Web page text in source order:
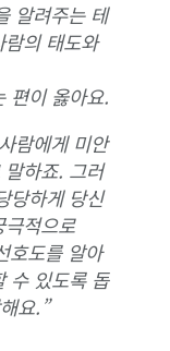
알려주는 테
의 태도와
이 옳아요.
람에게 미안
하죠. 그러
당하게 당신
적으로
호도를 알아
수 있도록 돕
요.”